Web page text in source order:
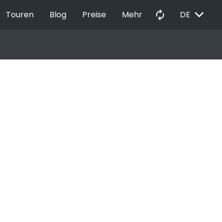
Touren Blog Preise Mehr autorenew DE EXPAND_MORE